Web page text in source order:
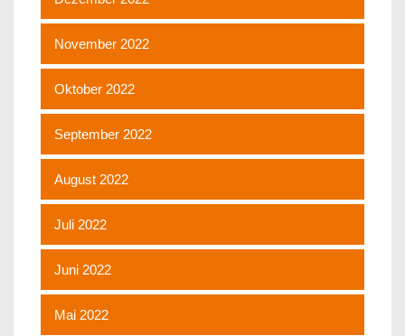
November 2022
Oktober 2022
September 2022
August 2022
Juli 2022
Juni 2022
Mai 2022